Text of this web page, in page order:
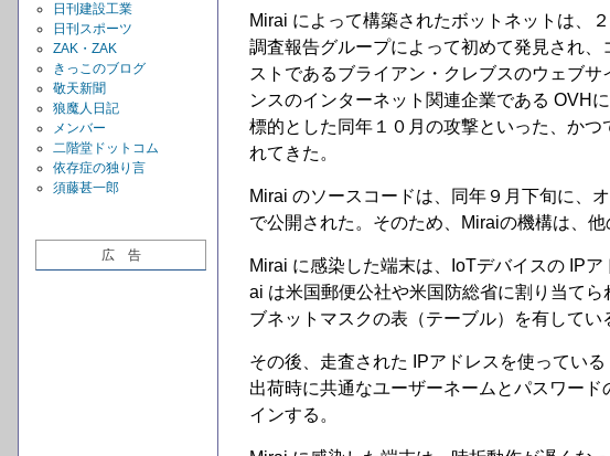
日刊建設工業
日刊スポーツ
ZAK・ZAK
きっこのブログ
敬天新聞
狼魔人日記
メンバー
二階堂ドットコム
依存症の独り言
須藤甚一郎
広 告
Mirai によって構築されたボットネットは、
調査報告グループによって初めて発見され
ストであるブライアン・クレブスのウェブ
ンスのインターネット関連企業である OVH
標的とした同年１０月の攻撃といった、か
れてきた。
Mirai のソースコードは、同年９月下旬に、
で公開された。そのため、Miraiの機構は、
Mirai に感染した端末は、IoTデバイスの IP
ai は米国郵便公社や米国防総省に割り当て
ブネットマスクの表（テーブル）を有してい
その後、走査された IPアドレスを使ってい
出荷時に共通なユーザーネームとパスワー
インする。